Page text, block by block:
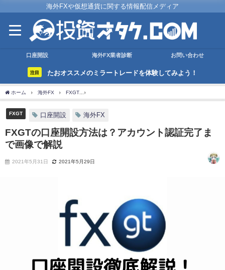
海外FXや仮想通貨に関する情報配信メディア
口座開設 海外FX業者診断 お問い合わせ
注目 たおオススメのミラートレードを体験してみよう！
ホーム 海外FX FXGT
FXGT 口座開設 海外FX
FXGTの口座開設方法は？アカウント認証完了ま
で画像で解説
2021年5月31日 2021年5月29日